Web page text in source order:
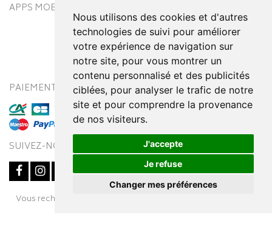
Nous utilisons des cookies et d'autres
technologies de suivi pour améliorer
votre expérience de navigation sur
notre site, pour vous montrer un
contenu personnalisé et des publicités
ciblées, pour analyser le trafic de notre
site et pour comprendre la provenance
de nos visiteurs.
J'accepte
Je refuse
Changer mes préférences
APPS MOBILES
PAIEMENT SÉCURISÉ MODES DE LIVRAISON
SUIVEZ-NOUS SUR
Vous recherchez un médicament ? Découvrez la pharmacie en